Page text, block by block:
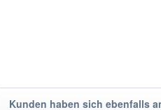
Kunden haben sich ebenfalls